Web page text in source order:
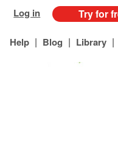
Log in Try for
Help | Blog | Library |